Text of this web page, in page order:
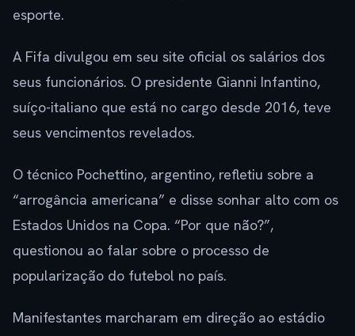
esporte.
A Fifa divulgou em seu site oficial os salários dos
seus funcionários. O presidente Gianni Infantino,
suíço-italiano que está no cargo desde 2016, teve
seus vencimentos revelados.
O técnico Pochettino, argentino, refletiu sobre a
“arrogância americana” e disse sonhar alto com os
Estados Unidos na Copa. “Por que não?”,
questionou ao falar sobre o processo de
popularização do futebol no país.
Manifestantes marcharam em direção ao estádio